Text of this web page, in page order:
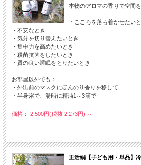
本物のアロマの香りで空間
・こころを落ち着かせたい
・不安なとき
・気分を切り替えたいとき
・集中力を高めたいとき
・殺菌抗菌をしたいとき
・質の良い睡眠をとりたいとき
お部屋以外でも：
・外出前のマスクにほんのり香りを移して
・半身浴で、湯船に精油1～3滴で
価格： 2,500円(税抜 2,273円) ～
正活絹【子ども用・単品】